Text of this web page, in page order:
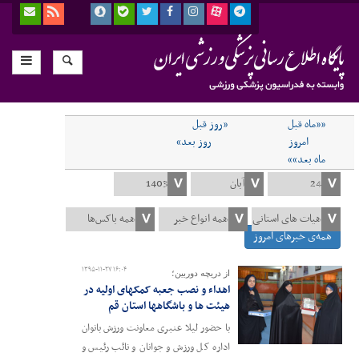
««ماه قبل
«روز قبل
امروز
روز بعد»
ماه بعد»»
همه‌ی خبرهای امروز
۱۳۹۵-۱۱-۲۷ ۱۶:۰۴ از دریچه دوربین؛
اهداء و نصب جعبه کمکهای اولیه در
هیئت ها و باشگاهها استان قم
با حضور لیلا عنبری معاونت ورزش بانوان
اداره کل ورزش و جوانان و نائب رئیس و